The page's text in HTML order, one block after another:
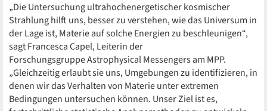
„Die Untersuchung ultrahochenergetischer kosmischer
Strahlung hilft uns, besser zu verstehen, wie das Universum in
der Lage ist, Materie auf solche Energien zu beschleunigen“,
sagt Francesca Capel, Leiterin der
Forschungsgruppe Astrophysical Messengers am MPP.
„Gleichzeitig erlaubt sie uns, Umgebungen zu identifizieren, in
denen wir das Verhalten von Materie unter extremen
Bedingungen untersuchen können. Unser Ziel ist es,